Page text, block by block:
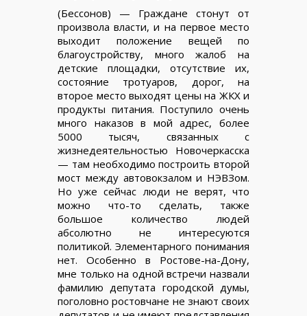
(Бессонов) — Граждане стонут от
произвола власти, и на первое место
выходит положение вещей по
благоустройству, много жалоб на
детские площадки, отсутствие их,
состояние тротуаров, дорог, на
второе место выходят цены на ЖКХ и
продукты питания. Поступило очень
много наказов в мой адрес, более
5000 тысяч, связанных с
жизнедеятельностью Новочеркасска
— там необходимо построить второй
мост между автовокзалом и НЭВЗом.
Но уже сейчас люди не верят, что
можно что-то сделать, также
большое количество людей
абсолютно не интересуются
политикой. Элементарного понимания
нет. Особенно в Ростове-на-Дону,
мне только на одной встречи назвали
фамилию депутата городской думы,
поголовно ростовчане не знают своих